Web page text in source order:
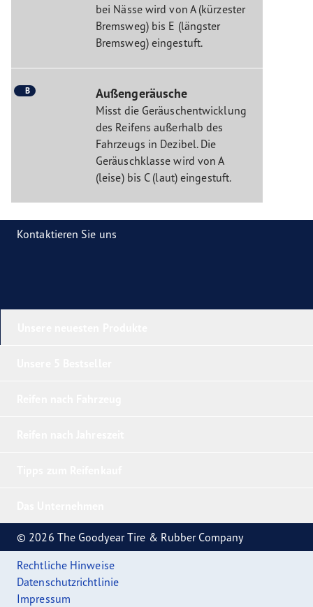
bei Nässe wird von A (kürzester
Bremsweg) bis E (längster
Bremsweg) eingestuft.
B Außengeräusche
Misst die Geräuschentwicklung
des Reifens außerhalb des
Fahrzeugs in Dezibel. Die
Geräuschklasse wird von A
(leise) bis C (laut) eingestuft.
Kontaktieren Sie uns
© 2026 The Goodyear Tire & Rubber Company
Rechtliche Hinweise
Datenschutzrichtlinie
Impressum